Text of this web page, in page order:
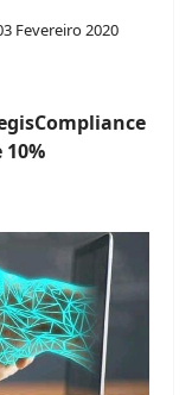
Fevereiro 2020